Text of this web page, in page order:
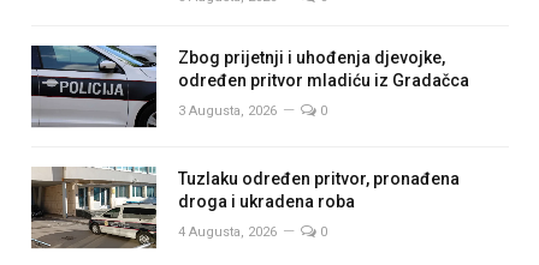
Zbog prijetnji i uhođenja djevojke,
određen pritvor mladiću iz Gradačca
3 Augusta, 2026 0
Tuzlaku određen pritvor, pronađena
droga i ukradena roba
4 Augusta, 2026 0